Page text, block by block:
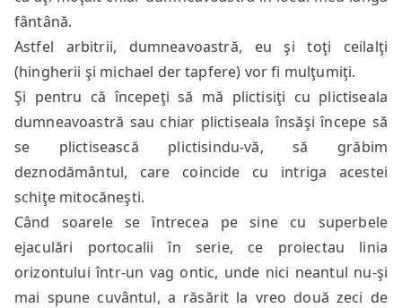
fântână.
Astfel arbitrii, dumneavoastră, eu şi toţi ceilalţi
(hingherii şi michael der tapfere) vor fi mulţumiţi.
Şi pentru că începeţi să mă plictisiţi cu plictiseala
dumneavoastră sau chiar plictiseala însăşi începe să
se plictisească plictisindu-vă, să grăbim
deznodământul, care coincide cu intriga acestei
schiţe mitocăneşti.
Când soarele se întrecea pe sine cu superbele
ejaculări portocalii în serie, ce proiectau linia
orizontului într-un vag ontic, unde nici neantul nu-şi
mai spune cuvântul, a răsărit la vreo două zeci de